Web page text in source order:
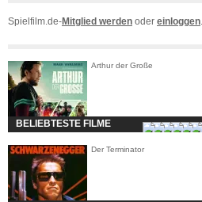
Spielfilm.de-Mitglied werden oder einloggen
Arthur der Große
BELIEBTESTE FILME
Der Terminator